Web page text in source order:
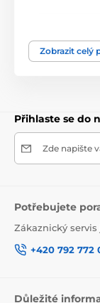
Kartáče ,
Zobrazit celý
Přihlaste se do
Zde napište
Potřebujete
Zákaznický
+420 792 772
Důležité